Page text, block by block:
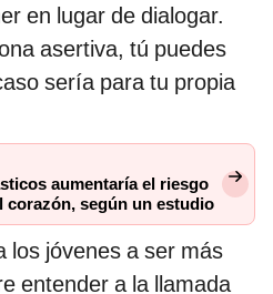
en lugar de dialogar.
asertiva, tú puedes
sería para tu propia
aumentaría el riesgo
corazón, según un estudio
los jóvenes a ser más
entender a la llamada